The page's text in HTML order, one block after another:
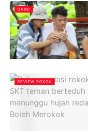
OPINI
REVIEW ROKOK